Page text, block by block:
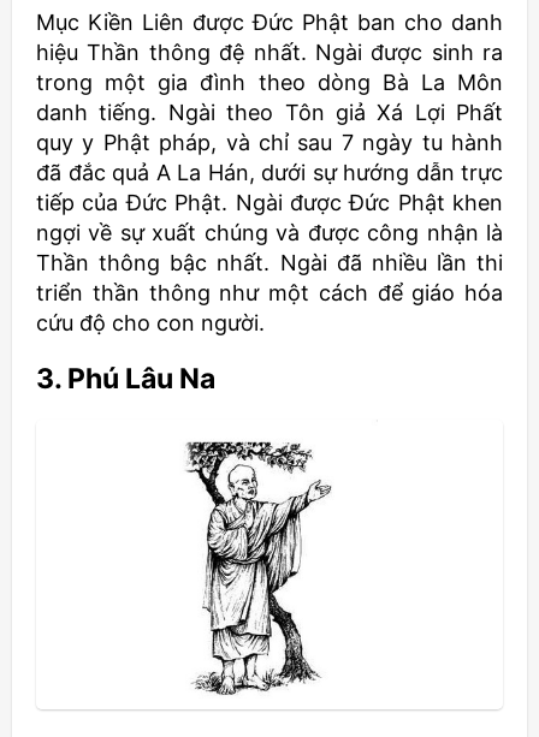
Mục Kiền Liên được Đức Phật ban cho danh
hiệu Thần thông đệ nhất. Ngài được sinh ra
trong một gia đình theo dòng Bà La Môn
danh tiếng. Ngài theo Tôn giả Xá Lợi Phất
quy y Phật pháp, và chỉ sau 7 ngày tu hành
đã đắc quả A La Hán, dưới sự hướng dẫn trực
tiếp của Đức Phật. Ngài được Đức Phật khen
ngợi về sự xuất chúng và được công nhận là
Thần thông bậc nhất. Ngài đã nhiều lần thi
triển thần thông như một cách để giáo hóa
cứu độ cho con người.
3. Phú Lâu Na